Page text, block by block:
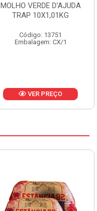
MOLHO VERDE D'AJUDA
TRAP 10X1,01KG
Código: 13751
Embalagem: CX/1
VER PREÇO